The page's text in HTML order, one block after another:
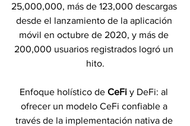
25,000,000, más de 123,000 descargas
desde el lanzamiento de la aplicación
móvil en octubre de 2020, y más de
200,000 usuarios registrados logró un
hito.
Enfoque holístico de CeFi y DeFi: al
ofrecer un modelo CeFi confiable a
través de la implementación nativa de